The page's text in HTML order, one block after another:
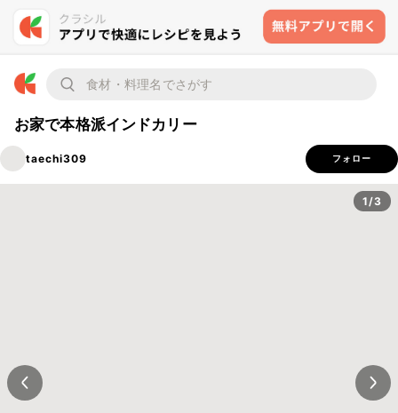
お家で本格派インドカリー
taechi309 フォロー
1/3